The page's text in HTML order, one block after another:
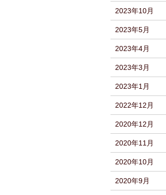
2023年10月
2023年5月
2023年4月
2023年3月
2023年1月
2022年12月
2020年12月
2020年11月
2020年10月
2020年9月